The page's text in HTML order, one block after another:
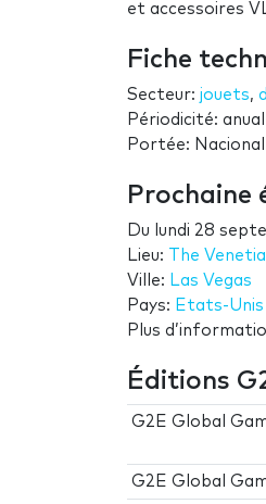
et accessoires
Fiche
Secteur: jouets,
Périodicité: anual
Portée: Nacional
Prochaine
Du lundi 28
Lieu:
The
Ville: Las Vegas
Pays: Etats-Unis
Plus
Éditions
G2E Global
G2E Global